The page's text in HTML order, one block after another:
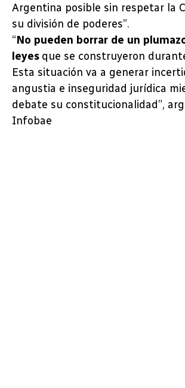
Argentina posible sin respetar la
su división de poderes”.
“No pueden borrar de un
leyes que se construyeron
Esta situación va a generar
angustia e inseguridad jurídica
debate su constitucionalidad”,
Infobae